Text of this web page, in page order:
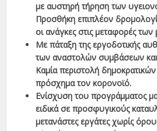
με αυστηρή τήρηση των
Προσθήκη επιπλέον
οι ανάγκες στις μεταφορές
Με πάταξη της εργοδοτικής
των αναστολών συμβάσεων
Καμία περιστολή
πρόσχημα τον κορονοϊό.
Ενίσχυση του προγράμματος
ειδικά σε προσφυγικούς
μετανάστες εργάτες χωρίς